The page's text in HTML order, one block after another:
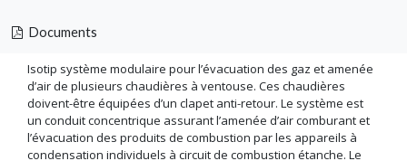
Documents
Isotip système modulaire pour l’évacuation des gaz et amenée
d’air de plusieurs chaudières à ventouse. Ces chaudières
doivent-être équipées d’un clapet anti-retour. Le système est
un conduit concentrique assurant l’amenée d’air comburant et
l’évacuation des produits de combustion par les appareils à
condensation individuels à circuit de combustion étanche. Le